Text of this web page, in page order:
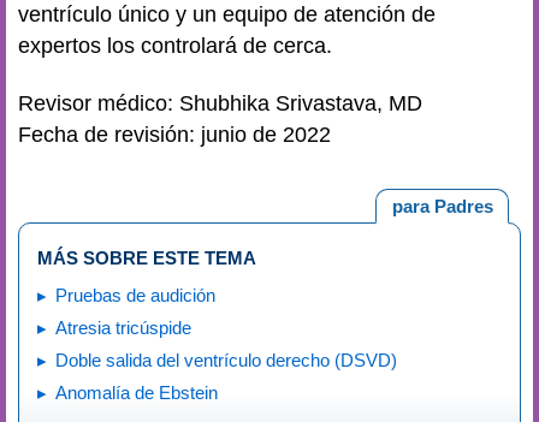
ventrículo único y un equipo de atención de
expertos los controlará de cerca.
Revisor médico: Shubhika Srivastava, MD
Fecha de revisión: junio de 2022
para Padres
MÁS SOBRE ESTE TEMA
Pruebas de audición
Atresia tricúspide
Doble salida del ventrículo derecho (DSVD)
Anomalía de Ebstein